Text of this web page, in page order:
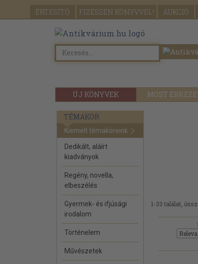
ÉRTESÍTŐ FIZESSEN KÖNYVVEL! AUKCIÓ
ÚJ KÖNYVEK MOST
TÉMAKÖR
Kiemelt témaköreink
Dedikált, aláírt
kiadványok
Regény, novella,
elbeszélés
Gyermek- és ifjúsági
irodalom
Történelem
Művészetek
1-33 találat,